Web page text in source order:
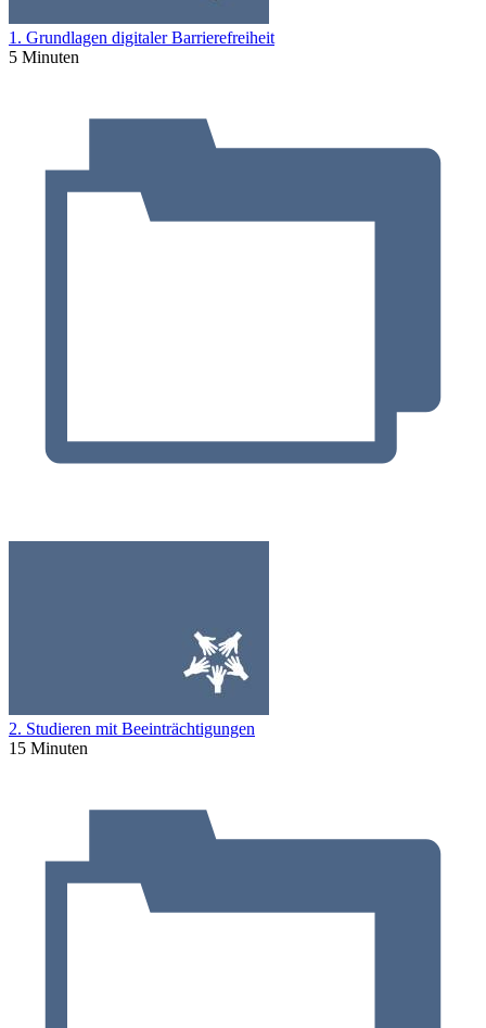
1. Grundlagen digitaler Barrierefreiheit
5 Minuten
2. Studieren mit Beeinträchtigungen
15 Minuten